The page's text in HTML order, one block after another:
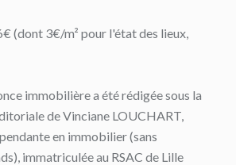
(dont 3€/m² pour l'état des lieux,
immobilière a été rédigée sous la
de Vinciane LOUCHART,
en immobilier (sans
immatriculée au RSAC de Lille